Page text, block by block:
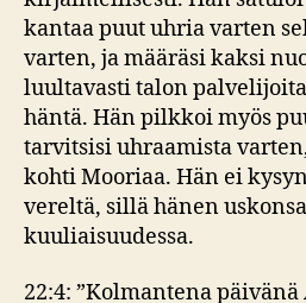
kantaa puut uhria varten
varten, ja määräsi kaksi
luultavasti talon
häntä. Hän pilkkoi myös
tarvitsisi uhraamista
kohti Mooriaa. Hän ei
vereltä, sillä hänen
kuuliaisuudessa.
22:4: ”Kolmantena